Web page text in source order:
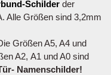
Schilder der
Alle Größen sind 3,2mm
Größen A5, A4 und
A2, A1 und A0 sind
Namenschilder!